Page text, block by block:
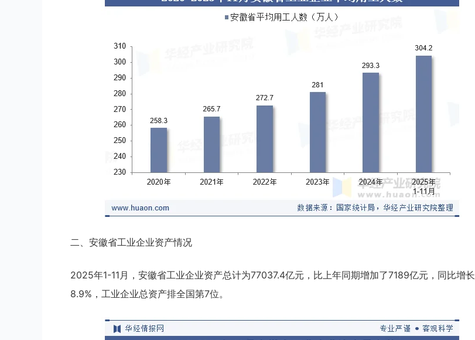
二、安徽省工业企业资产情况
2025年1-11月，安徽省工业企业资产总计为77037.4亿元，比上年同期增加了7189亿元，同比增长
8.9%，工业企业总资产排全国第7位。